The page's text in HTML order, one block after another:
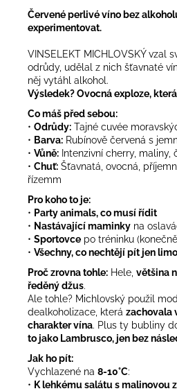
Červené perlivé víno bez
experimentovat.
VINSELEKT MICHLOVSKÝ vzal
odrůdy, udělal z nich šťavnaté
něj vytáhl alkohol.
Výsledek? Ovocná exploze,
Co máš před sebou:
• Odrůdy: Tajné cuvée
• Barva: Rubínově červená s
• Vůně: Intenzivní cherry, maliny,
• Chuť: Šťavnatá, ovocná,
řízemm
Pro koho to je:
• Party animals, co musí řídit
• Nastávající maminky na
• Sportovce po tréninku
• Všechny, co nechtějí pít jen
Proč zrovna tohle: Hele, většina
ředěný džus.
Ale tohle? Michlovský použil
dealkoholizace, která zachovala
charakter vína. Plus ty bubliny
to jako Lambrusco, jen bez
Jak ho pít:
Vychlazené na 8-10°C:
• K lehkému salátu s malinovou
ZNOJEMSKÝ
OKURKÁČ